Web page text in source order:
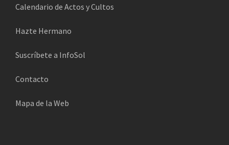
Calendario de Actos y Cultos
Hazte Hermano
Suscríbete a InfoSol
Contacto
Mapa de la Web